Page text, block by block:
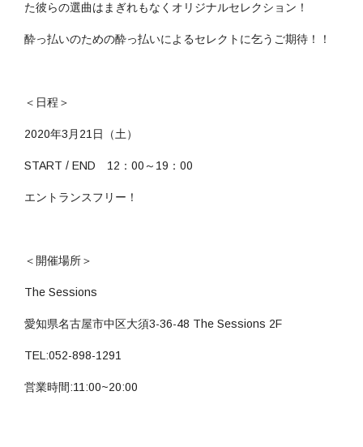
た彼らの選曲はまぎれもなくオリジナルセレクション！
酔っ払いのための酔っ払いによるセレクトに乞うご期待！！
＜日程＞
2020年3月21日（土）
START / END 12：00～19：00
エントランスフリー！
＜開催場所＞
The Sessions
愛知県名古屋市中区大須3-36-48 The Sessions 2F
TEL:052-898-1291
営業時間:11:00~20:00